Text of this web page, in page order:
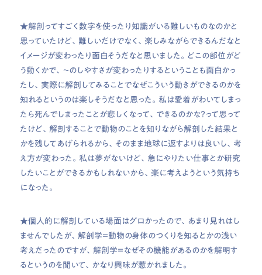
★解剖ってすごく数字を使ったり知識がいる難しいものなのかと
思っていたけど、難しいだけでなく、楽しみながらできるんだなと
イメージが変わったり面白そうだなと思いました。どこの部位がど
う動くかで、～のしやすさが変わったりするということも面白かっ
たし、実際に解剖してみることでなぜこういう動きができるのかを
知れるというのは楽しそうだなと思った。私は愛着がわいてしまっ
たら死んでしまったことが悲しくなって、できるのかな？って思って
たけど、解剖することで動物のことを知りながら解剖した結果と
かを残してあげられるから、そのまま地球に返すよりは良いし、考
え方が変わった。私は夢がないけど、急にやりたい仕事とか研究
したいことができるかもしれないから、楽に考えようという気持ち
になった。
★個人的に解剖している場面はグロかったので、あまり見れはし
ませんでしたが、解剖学＝動物の身体のつくりを知るとかの浅い
考えだったのですが、解剖学＝なぜその機能があるのかを解明す
るというのを聞いて、かなり興味が惹かれました。